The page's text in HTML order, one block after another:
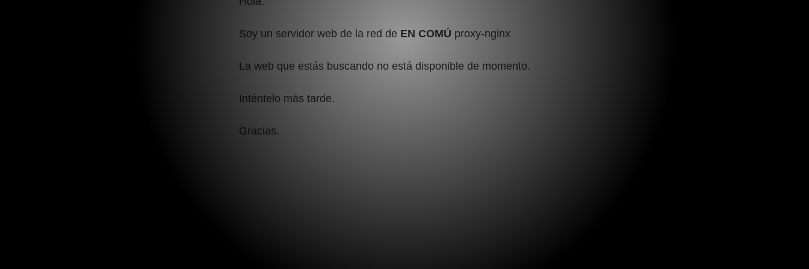
Soy un servidor web de la red de EN COMÚ proxy-nginx
La web que estás buscando no está disponible de momento.
Inténtelo más tarde.
Gracias.